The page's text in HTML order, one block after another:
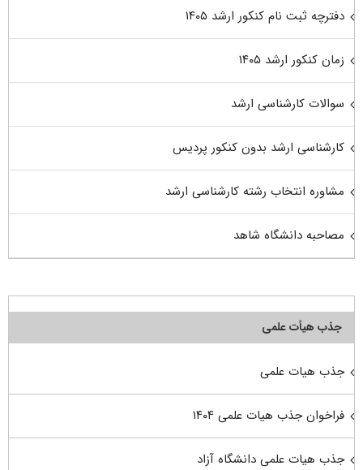
دفترچه ثبت نام کنکور ارشد ۱۴۰۵
زمان کنکور ارشد ۱۴۰۵
سوالات کارشناسی ارشد
کارشناسی ارشد بدون کنکور پردیس
مشاوره انتخاب رشته کارشناسی ارشد
مصاحبه دانشگاه شاهد
جذب هیأت علمی
جذب هیات علمی
فراخوان جذب هیات علمی ۱۴۰۴
جذب هیات علمی دانشگاه آزاد